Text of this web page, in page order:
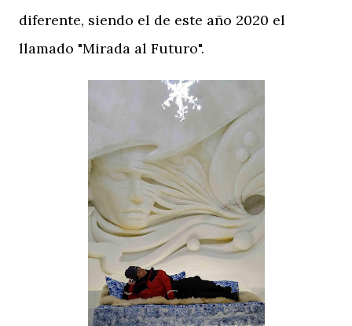
diferente, siendo el de este año 2020 el
llamado "Mirada al Futuro".